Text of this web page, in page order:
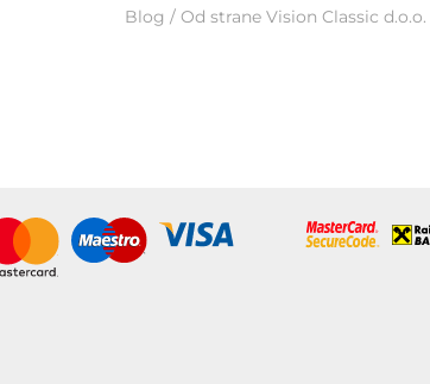
Blog / Od strane Vision Classic d.o.o.